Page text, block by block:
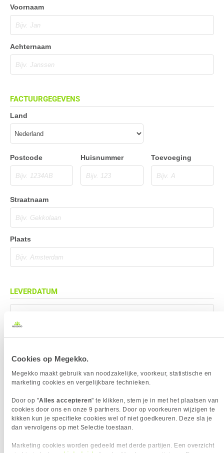
Cookies op Megekko.
Megekko maakt gebruik van noodzakelijke, voorkeur, statistische en
marketing cookies en vergelijkbare technieken.
Door op "Alles accepteren" te klikken, stem je in met het plaatsen van
cookies door ons en onze 9 partners. Door op voorkeuren wijzigen te
kikken kun je specifieke cookies wel of niet goedkeuren. Deze sla je
dan vervolgens op met Selectie toestaan.
Marketing cookies worden gedeeld met derde partijen. Een overzicht
Voornaam
Achternaam
FACTUURGEGEVENS
Land
Postcode Huisnummer Toevoeging
Straatnaam
Plaats
LEVERDATUM
Bezorgadres is gelijk aan factuuradres
Bezorging op alternatief adres
Afhalen op PostNL afhaalpunt
Afhalen in Megekko Shop te Breda